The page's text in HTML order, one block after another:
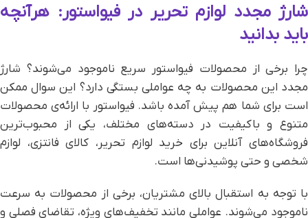
شارژ مجدد لوازم تحریر در فیواستور: هرآنچه
باید بدانید
چرا برخی از محصولات فیواستور سریع ناموجود می‌شوند؟ شارژ
مجدد این محصولات به چه عواملی بستگی دارد؟ این سوال ممکن
است برای شما هم پیش آمده باشد. فیواستور با ارائه‌ی محصولات
متنوع و باکیفیت در دسته‌های مختلف، یکی از محبوب‌ترین
فروشگاه‌های آنلاین برای خرید لوازم تحریر، کالای فانتزی، لوازم
شخصی و حتی پوشیدنی‌ها است.
با توجه به استقبال بالای مشتریان، برخی از محصولات به سرعت
ناموجود می‌شوند. عواملی مانند تخفیف‌های ویژه، تقاضای فصلی و